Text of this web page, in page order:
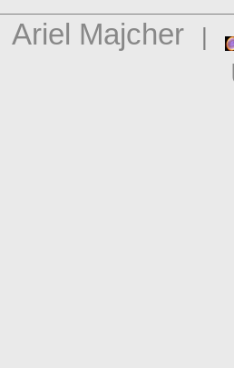
Ariel Majcher |